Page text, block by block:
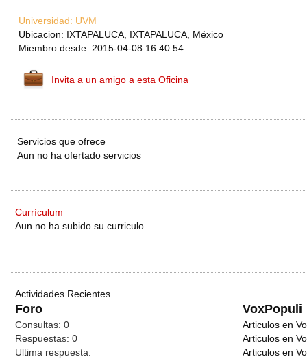
Universidad: UVM
Ubicacion: IXTAPALUCA, IXTAPALUCA, México
Miembro desde: 2015-04-08 16:40:54
Invita a un amigo a esta Oficina
Servicios que ofrece
Aun no ha ofertado servicios
Currículum
Aun no ha subido su curriculo
Actividades Recientes
Foro VoxPopuli
Consultas: 0
Respuestas: 0
Ultima respuesta:
Articulos en
Articulos en
Articulos en